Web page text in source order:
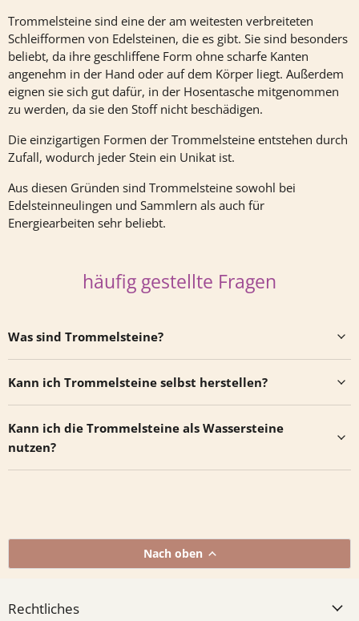
Trommelsteine sind eine der am weitesten verbreiteten
Schleifformen von Edelsteinen, die es gibt. Sie sind besonders
beliebt, da ihre geschliffene Form ohne scharfe Kanten
angenehm in der Hand oder auf dem Körper liegt. Außerdem
eignen sie sich gut dafür, in der Hosentasche mitgenommen
zu werden, da sie den Stoff nicht beschädigen.
Die einzigartigen Formen der Trommelsteine entstehen durch
Zufall, wodurch jeder Stein ein Unikat ist.
Aus diesen Gründen sind Trommelsteine sowohl bei
Edelsteinneulingen und Sammlern als auch für
Energiearbeiten sehr beliebt.
häufig gestellte Fragen
Was sind Trommelsteine?
Kann ich Trommelsteine selbst herstellen?
Kann ich die Trommelsteine als Wassersteine
nutzen?
Nach oben
Rechtliches